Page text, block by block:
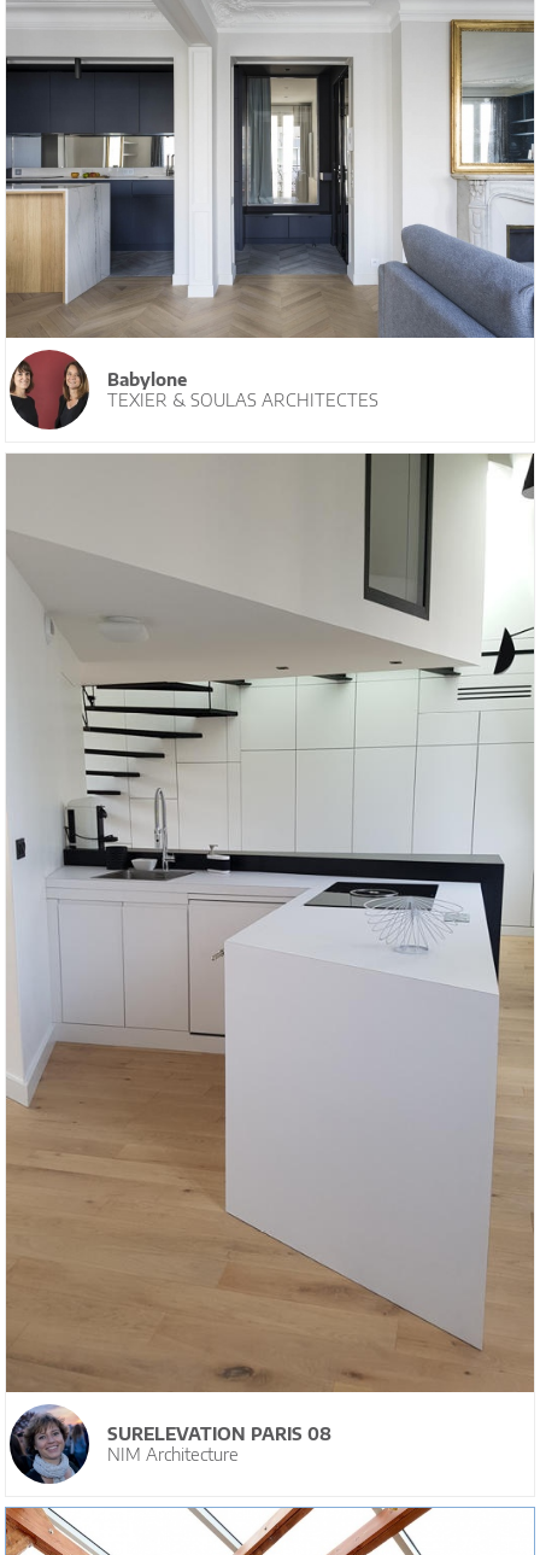
Babylone
TEXIER & SOULAS ARCHITECTES
SURELEVATION PARIS 08
NIM Architecture